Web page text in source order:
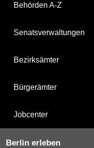
Behörden A-Z
Senatsverwaltungen
Bezirksämter
Bürgerämter
Jobcenter
Berlin erleben